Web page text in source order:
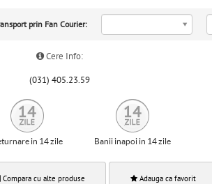
prin Fan Courier:
Cere Info:
(031) 405.23.59
in 14 zile Banii inapoi in 14 zile
Compara cu alte produse Adauga ca favorit